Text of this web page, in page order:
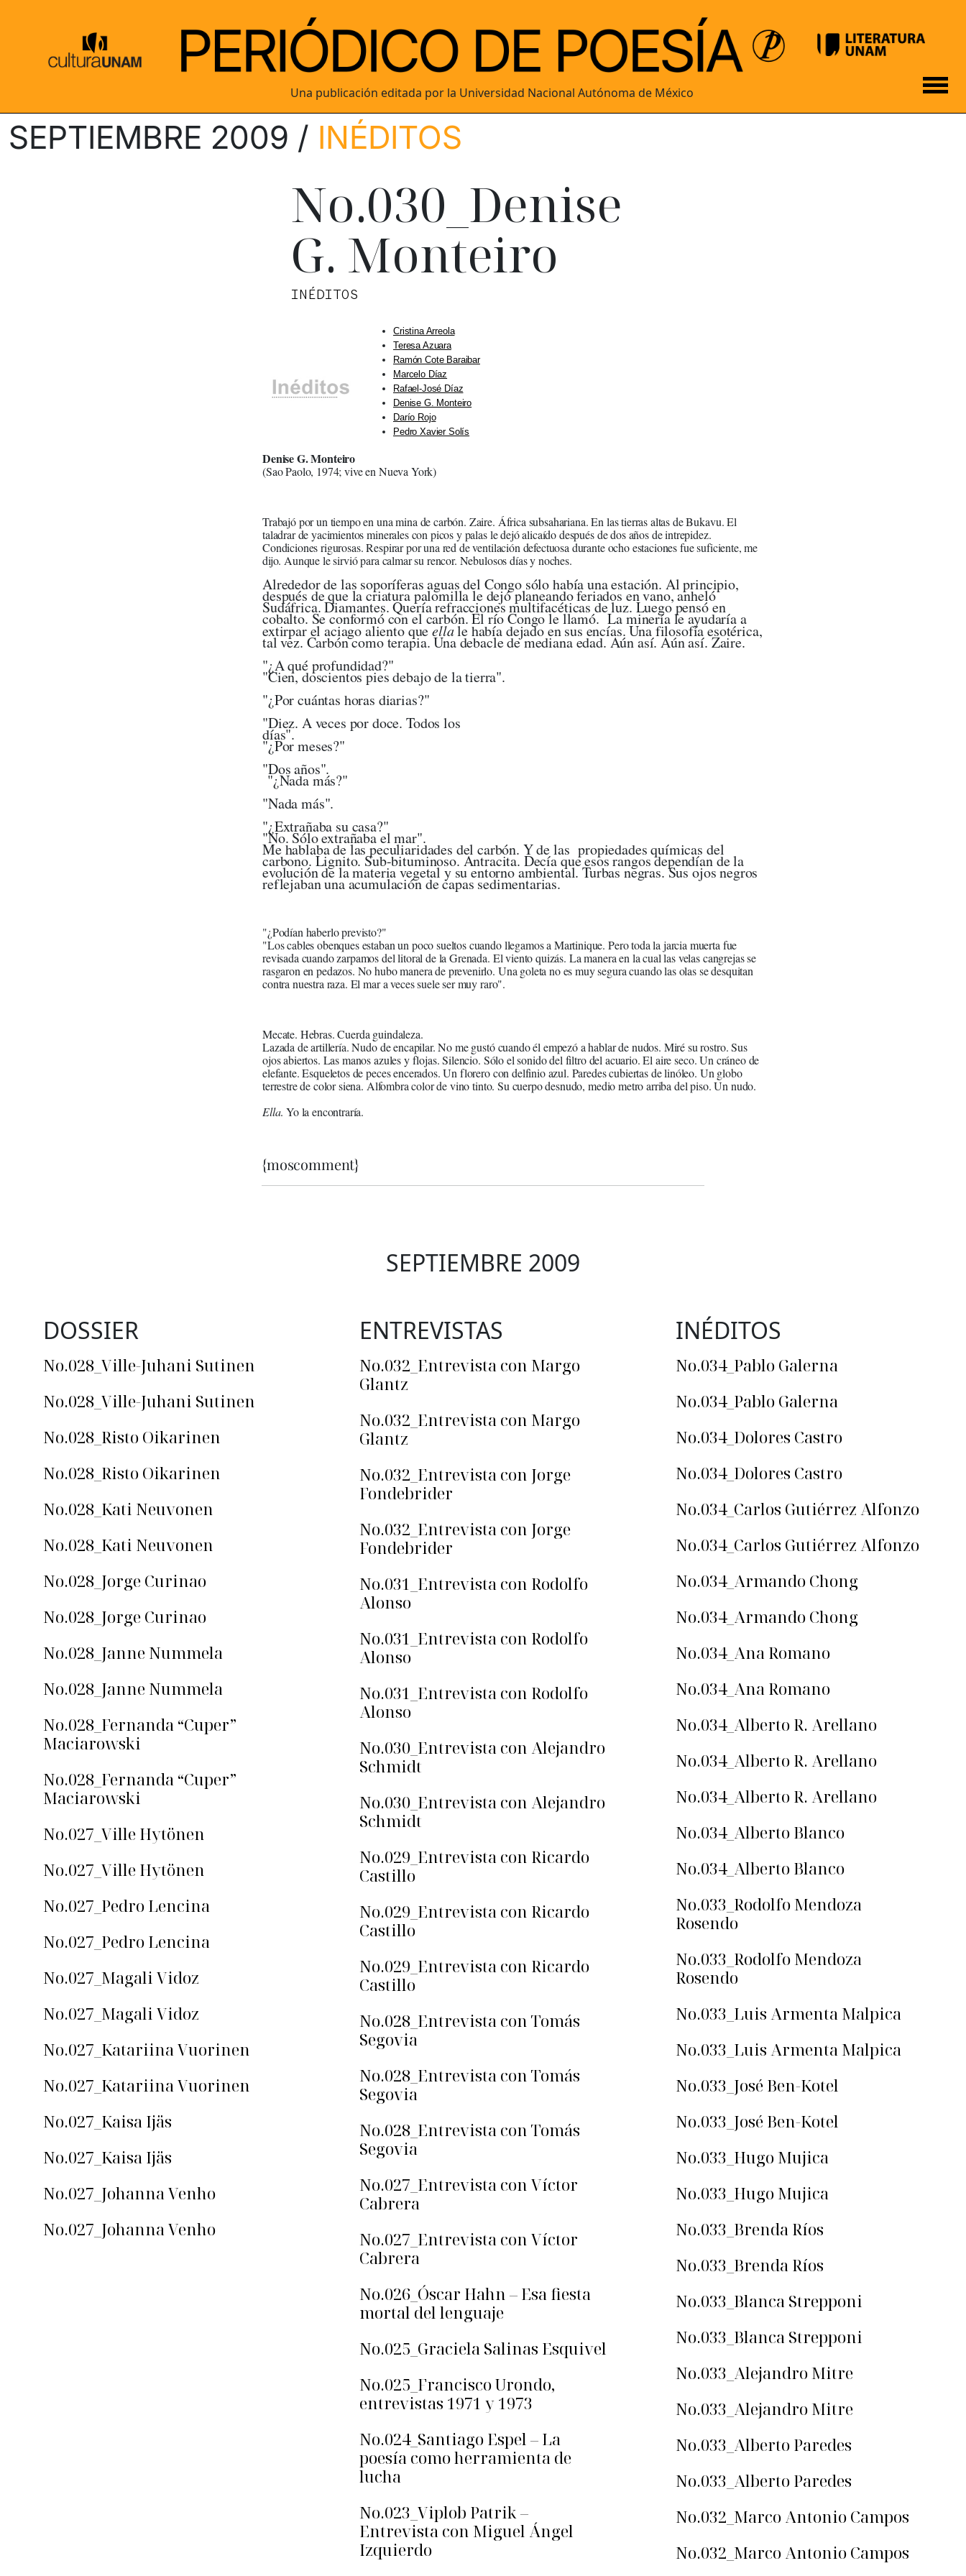
Una publicación editada por la Universidad Nacional Autónoma de México
SEPTIEMBRE 2009 / INÉDITOS
No.030_Denise
G. Monteiro
INÉDITOS
Cristina Arreola
Teresa Azuara
Ramón Cote Baraibar
Marcelo Díaz
Rafael-José Díaz
Denise G. Monteiro
Darío Rojo
Pedro Xavier Solís
Denise G. Monteiro
(Sao Paolo, 1974; vive en Nueva York)
Trabajó por un tiempo en una mina de carbón. Zaire. África subsahariana. En las tierras altas de Bukavu. El
taladrar de yacimientos minerales con picos y palas le dejó alicaído después de dos años de intrepidez.
Condiciones rigurosas. Respirar por una red de ventilación defectuosa durante ocho estaciones fue suficiente, me
dijo. Aunque le sirvió para calmar su rencor. Nebulosos días y noches.
Alrededor de las soporíferas aguas del Congo sólo había una estación. Al principio,
después de que la criatura palomilla le dejó planeando feriados en vano, anheló
Sudáfrica. Diamantes. Quería refracciones multifacéticas de luz. Luego pensó en
cobalto. Se conformó con el carbón. El río Congo le llamó. La minería le ayudaría a
extirpar el aciago aliento queellale había dejado en sus encías. Una filosofía esotérica,
tal vez. Carbón como terapia. Una debacle de mediana edad. Aún así. Aún así. Zaire.
"¿A qué profundidad?"
"Cien, doscientos pies debajo de la tierra".
"¿Por cuántas horas diarias?"
"Diez. A veces por doce. Todos los
días".
"¿Por meses?"
"Dos años".
"¿Nada más?"
"Nada más".
"¿Extrañaba su casa?"
"No. Sólo extrañaba el mar".
Me hablaba de las peculiaridades del carbón. Y de las propiedades químicas del
carbono. Lignito. Sub-bituminoso. Antracita. Decía que esos rangos dependían de la
evolución de la materia vegetal y su entorno ambiental. Turbas negras. Sus ojos negros
reflejaban una acumulación de capas sedimentarias.
"¿Podían haberlo previsto?"
"Los cables obenques estaban un poco sueltos cuando llegamos a Martinique. Pero toda la jarcia muerta fue
revisada cuando zarpamos del litoral de la Grenada. El viento quizás. La manera en la cual las velas cangrejas se
rasgaron en pedazos. No hubo manera de prevenirlo. Una goleta no es muy segura cuando las olas se desquitan
contra nuestra raza. El mar a veces suele ser muy raro".
Mecate. Hebras. Cuerda guindaleza.
Lazada de artillería. Nudo de encapilar. No me gustó cuando él empezó a hablar de nudos. Miré su rostro. Sus
ojos abiertos. Las manos azules y flojas. Silencio. Sólo el sonido del filtro del acuario. El aire seco. Un cráneo de
elefante. Esqueletos de peces encerados. Un florero con delfinio azul. Paredes cubiertas de linóleo. Un globo
terrestre de color siena. Alfombra color de vino tinto. Su cuerpo desnudo, medio metro arriba del piso. Un nudo.
Ella. Yo la encontraría.
{moscomment}
SEPTIEMBRE 2009
DOSSIER
No.028_Ville-Juhani Sutinen
No.028_Ville-Juhani Sutinen
No.028_Risto Oikarinen
No.028_Risto Oikarinen
No.028_Kati Neuvonen
No.028_Kati Neuvonen
No.028_Jorge Curinao
No.028_Jorge Curinao
No.028_Janne Nummela
No.028_Janne Nummela
No.028_Fernanda “Cuper”
Maciarowski
No.028_Fernanda “Cuper”
Maciarowski
No.027_Ville Hytönen
No.027_Ville Hytönen
No.027_Pedro Lencina
No.027_Pedro Lencina
No.027_Magali Vidoz
No.027_Magali Vidoz
No.027_Katariina Vuorinen
No.027_Katariina Vuorinen
No.027_Kaisa Ijäs
No.027_Kaisa Ijäs
No.027_Johanna Venho
No.027_Johanna Venho
ENTREVISTAS
No.032_Entrevista con Margo
Glantz
No.032_Entrevista con Margo
Glantz
No.032_Entrevista con Jorge
Fondebrider
No.032_Entrevista con Jorge
Fondebrider
No.031_Entrevista con Rodolfo
Alonso
No.031_Entrevista con Rodolfo
Alonso
No.031_Entrevista con Rodolfo
Alonso
No.030_Entrevista con Alejandro
Schmidt
No.030_Entrevista con Alejandro
Schmidt
No.029_Entrevista con Ricardo
Castillo
No.029_Entrevista con Ricardo
Castillo
No.029_Entrevista con Ricardo
Castillo
No.028_Entrevista con Tomás
Segovia
No.028_Entrevista con Tomás
Segovia
No.028_Entrevista con Tomás
Segovia
No.027_Entrevista con Víctor
Cabrera
No.027_Entrevista con Víctor
Cabrera
No.026_Óscar Hahn – Esa fiesta
mortal del lenguaje
No.025_Graciela Salinas Esquivel
No.025_Francisco Urondo,
entrevistas 1971 y 1973
No.024_Santiago Espel – La
poesía como herramienta de
lucha
No.023_Viplob Patrik –
Entrevista con Miguel Ángel
Izquierdo
INÉDITOS
No.034_Pablo Galerna
No.034_Pablo Galerna
No.034_Dolores Castro
No.034_Dolores Castro
No.034_Carlos Gutiérrez Alfonzo
No.034_Carlos Gutiérrez Alfonzo
No.034_Armando Chong
No.034_Armando Chong
No.034_Ana Romano
No.034_Ana Romano
No.034_Alberto R. Arellano
No.034_Alberto R. Arellano
No.034_Alberto R. Arellano
No.034_Alberto Blanco
No.034_Alberto Blanco
No.033_Rodolfo Mendoza
Rosendo
No.033_Rodolfo Mendoza
Rosendo
No.033_Luis Armenta Malpica
No.033_Luis Armenta Malpica
No.033_José Ben-Kotel
No.033_José Ben-Kotel
No.033_Hugo Mujica
No.033_Hugo Mujica
No.033_Brenda Ríos
No.033_Brenda Ríos
No.033_Blanca Strepponi
No.033_Blanca Strepponi
No.033_Alejandro Mitre
No.033_Alejandro Mitre
No.033_Alberto Paredes
No.033_Alberto Paredes
No.032_Marco Antonio Campos
No.032_Marco Antonio Campos